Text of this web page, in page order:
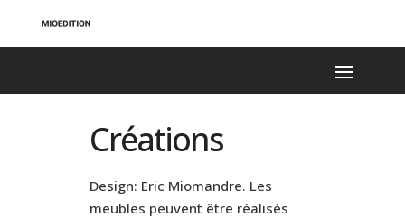
Créations
Design: Eric Miomandre. Les
meubles peuvent être réalisés